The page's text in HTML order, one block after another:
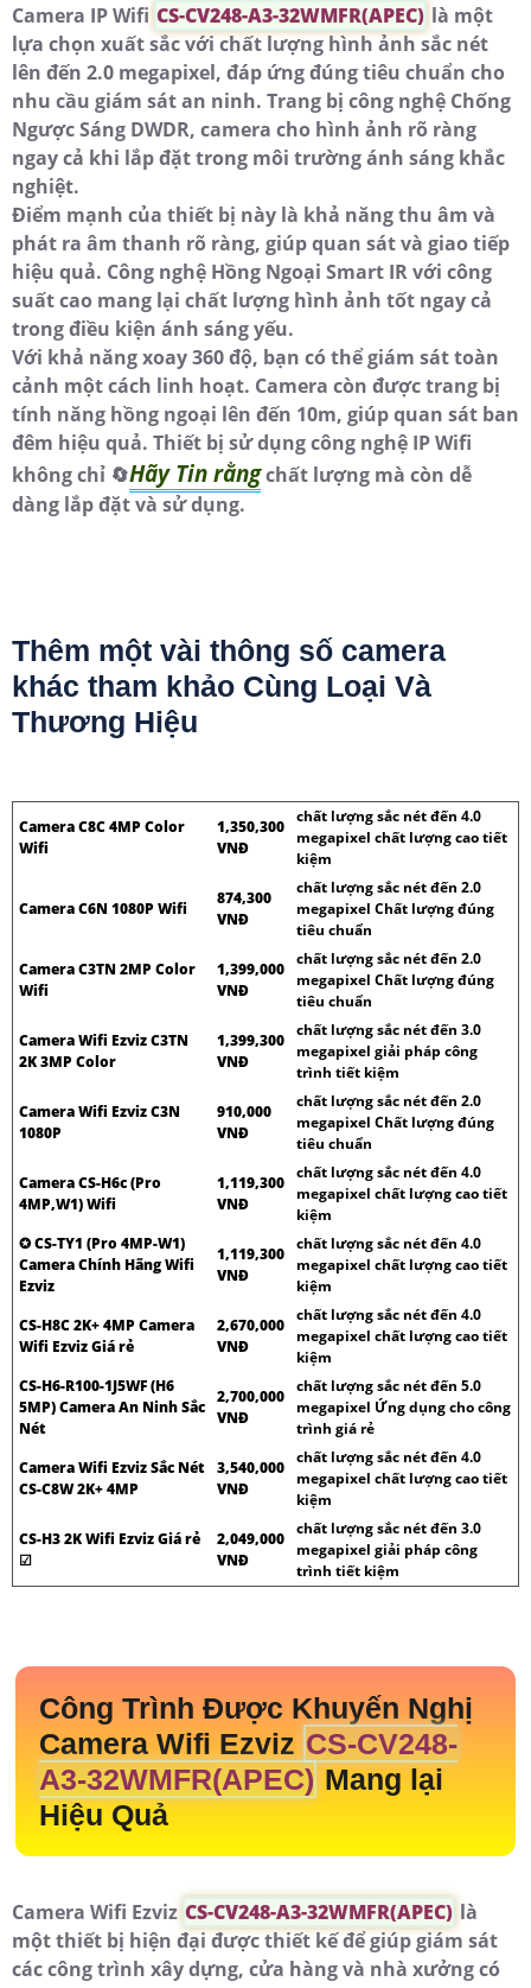
Camera IP Wifi CS-CV248-A3-32WMFR(APEC) là một
lựa chọn xuất sắc với chất lượng hình ảnh sắc nét
lên đến 2.0 megapixel, đáp ứng đúng tiêu chuẩn cho
nhu cầu giám sát an ninh. Trang bị công nghệ Chống
Ngược Sáng DWDR, camera cho hình ảnh rõ ràng
ngay cả khi lắp đặt trong môi trường ánh sáng khắc
nghiệt.
Điểm mạnh của thiết bị này là khả năng thu âm và
phát ra âm thanh rõ ràng, giúp quan sát và giao tiếp
hiệu quả. Công nghệ Hồng Ngoại Smart IR với công
suất cao mang lại chất lượng hình ảnh tốt ngay cả
trong điều kiện ánh sáng yếu.
Với khả năng xoay 360 độ, bạn có thể giám sát toàn
cảnh một cách linh hoạt. Camera còn được trang bị
tính năng hồng ngoại lên đến 10m, giúp quan sát ban
đêm hiệu quả. Thiết bị sử dụng công nghệ IP Wifi
không chỉ 🔄Hãy Tin rằngchất lượng mà còn dễ
dàng lắp đặt và sử dụng.
Thêm một vài thông số camera
khác tham khảo Cùng Loại Và
Thương Hiệu
Camera C8C 4MP Color
Wifi
1,350,300
VNĐ
chất lượng sắc nét đến 4.0
megapixel chất lượng cao tiết
kiệm
Camera C6N 1080P Wifi
874,300
VNĐ
chất lượng sắc nét đến 2.0
megapixel Chất lượng đúng
tiêu chuẩn
Camera C3TN 2MP Color
Wifi
1,399,000
VNĐ
chất lượng sắc nét đến 2.0
megapixel Chất lượng đúng
tiêu chuẩn
Camera Wifi Ezviz C3TN
2K 3MP Color
1,399,300
VNĐ
chất lượng sắc nét đến 3.0
megapixel giải pháp công
trình tiết kiệm
Camera Wifi Ezviz C3N
1080P
910,000
VNĐ
chất lượng sắc nét đến 2.0
megapixel Chất lượng đúng
tiêu chuẩn
Camera CS-H6c (Pro
4MP,W1) Wifi
1,119,300
VNĐ
chất lượng sắc nét đến 4.0
megapixel chất lượng cao tiết
kiệm
✪ CS-TY1 (Pro 4MP-W1)
Camera Chính Hãng Wifi
Ezviz
1,119,300
VNĐ
chất lượng sắc nét đến 4.0
megapixel chất lượng cao tiết
kiệm
CS-H8C 2K+ 4MP Camera
Wifi Ezviz Giá rẻ
2,670,000
VNĐ
chất lượng sắc nét đến 4.0
megapixel chất lượng cao tiết
kiệm
CS-H6-R100-1J5WF (H6
5MP) Camera An Ninh Sắc
Nét
2,700,000
VNĐ
chất lượng sắc nét đến 5.0
megapixel Ứng dụng cho công
trình giá rẻ
Camera Wifi Ezviz Sắc Nét
CS-C8W 2K+ 4MP
3,540,000
VNĐ
chất lượng sắc nét đến 4.0
megapixel chất lượng cao tiết
kiệm
CS-H3 2K Wifi Ezviz Giá rẻ
☑
2,049,000
VNĐ
chất lượng sắc nét đến 3.0
megapixel giải pháp công
trình tiết kiệm
Công Trình Được Khuyến Nghị
Camera Wifi Ezviz CS-CV248-
A3-32WMFR(APEC) Mang lại
Hiệu Quả
Camera Wifi Ezviz CS-CV248-A3-32WMFR(APEC) là
một thiết bị hiện đại được thiết kế để giúp giám sát
các công trình xây dựng, cửa hàng và nhà xưởng có